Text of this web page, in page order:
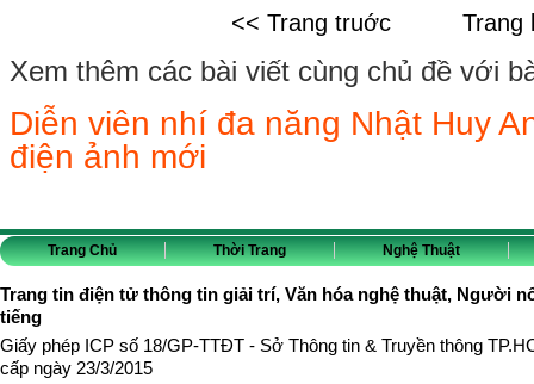
<< Trang truớc
Trang
Xem thêm các bài viết cùng chủ đề với
Diễn viên nhí đa năng Nhật Huy
điện ảnh mới
Trang Chủ Thời Trang Nghệ Thuật
Trang tin điện tử thông tin giải trí, Văn hóa nghệ thuật, Người
tiếng
Giấy phép ICP số 18/GP-TTĐT - Sở Thông tin & Truyền thông
cấp ngày 23/3/2015